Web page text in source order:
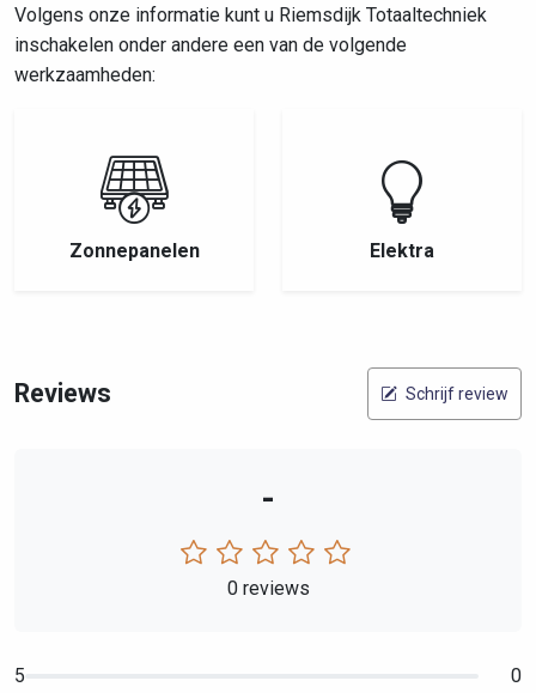
Volgens onze informatie kunt u Riemsdijk Totaaltechniek
inschakelen onder andere een van de volgende
werkzaamheden:
Zonnepanelen Elektra
Reviews Schrijf review
-
0 reviews
5
0